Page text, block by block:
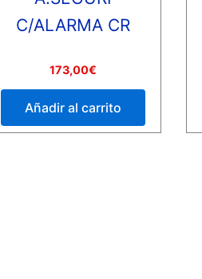
C/ALARMA CR
Valorado
0
173,00€
Añadir al carrito